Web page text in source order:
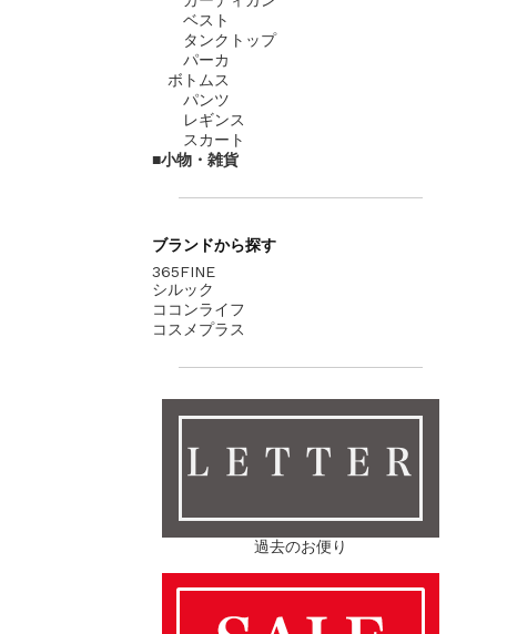
ベスト
タンクトップ
パーカ
ボトムス
パンツ
レギンス
スカート
小物・雑貨
ブランドから探す
365FINE
シルック
ココンライフ
コスメプラス
ＬＥＴＴＥＲ
過去のお便り